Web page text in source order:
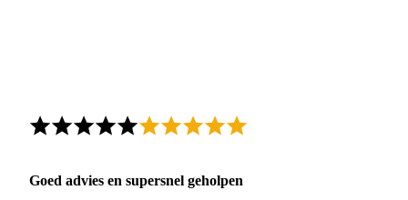
Goed advies en supersnel geholpen